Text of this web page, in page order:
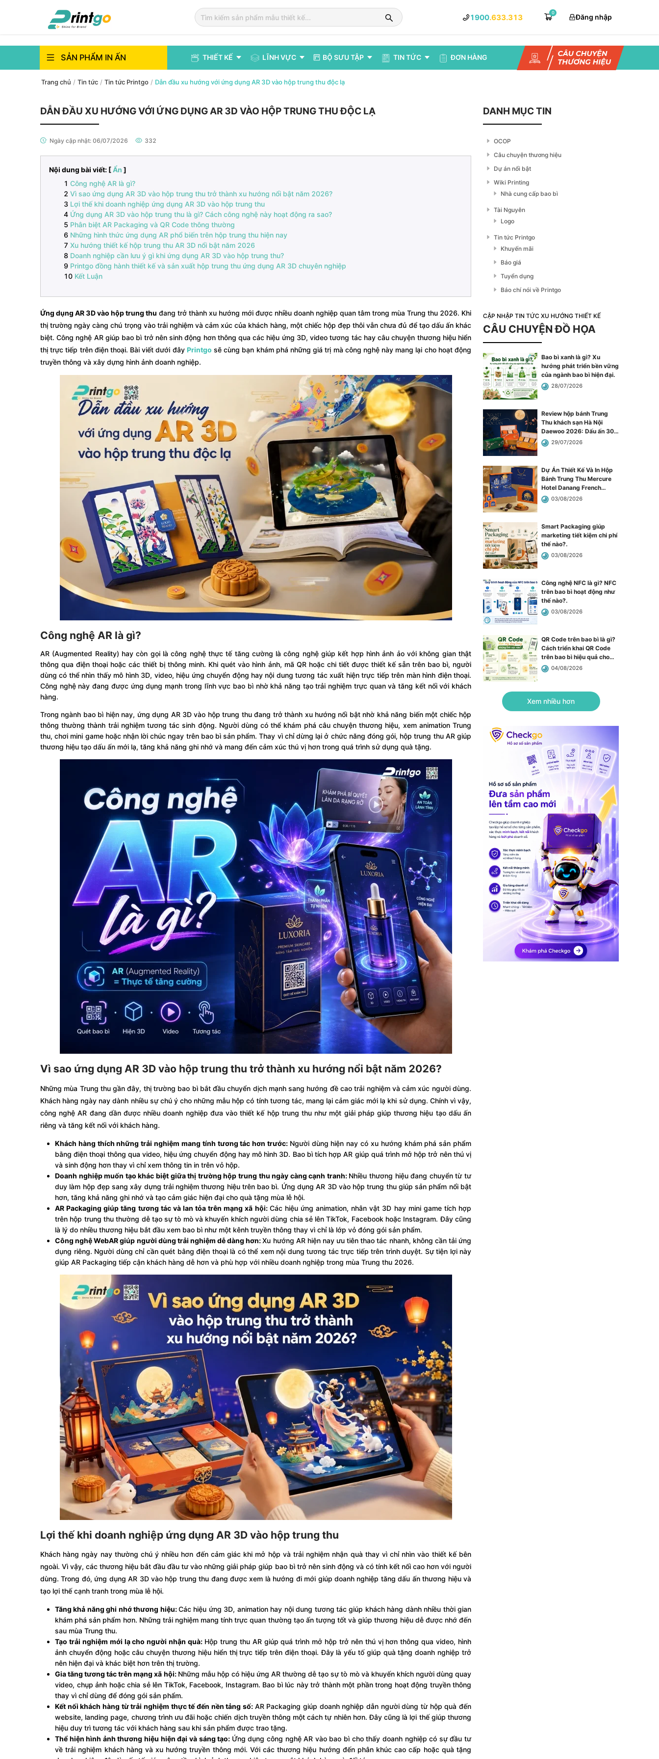
1900.633.313
0
Đăng nhập
SẢN PHẨM IN ẤN THIẾT KẾ LĨNH VỰC BỘ SƯU TẬP TIN TỨC ĐƠN HÀNG
Trang chủ / Tin tức / Tin tức Printgo / Dẫn đầu xu hướng với ứng dụng AR 3D vào hộp trung thu độc lạ
DẪN ĐẦU XU HƯỚNG VỚI ỨNG DỤNG AR 3D VÀO HỘP TRUNG THU ĐỘC LẠ
Ngày cập nhật: 06/07/2026 332
Nội dung bài viết: [Ẩn ]
Công nghệ AR là gì?
Vì sao ứng dụng AR 3D vào hộp trung thu trở thành xu hướng nổi bật năm 2026?
Lợi thế khi doanh nghiệp ứng dụng AR 3D vào hộp trung thu
Ứng dụng AR 3D vào hộp trung thu là gì? Cách công nghệ này hoạt động ra sao?
Phân biệt AR Packaging và QR Code thông thường
Những hình thức ứng dụng AR phổ biến trên hộp trung thu hiện nay
Xu hướng thiết kế hộp trung thu AR 3D nổi bật năm 2026
Doanh nghiệp cần lưu ý gì khi ứng dụng AR 3D vào hộp trung thu?
Printgo đồng hành thiết kế và sản xuất hộp trung thu ứng dụng AR 3D chuyên nghiệp
Kết Luận
Ứng dụng AR 3D vào hộp trung thu đang trở thành xu hướng mới được nhiều doanh nghiệp quan tâm trong mùa Trung thu 2026. Khi
thị trường ngày càng chú trọng vào trải nghiệm và cảm xúc của khách hàng, một chiếc hộp đẹp thôi vẫn chưa đủ để tạo dấu ấn khác
biệt. Công nghệ AR giúp bao bì trở nên sinh động hơn thông qua các hiệu ứng 3D, video tương tác hay câu chuyện thương hiệu hiển
thị trực tiếp trên điện thoại. Bài viết dưới đây Printgo sẽ cùng bạn khám phá những giá trị mà công nghệ này mang lại cho hoạt động
truyền thông và xây dựng hình ảnh doanh nghiệp.
Công nghệ AR là gì?
AR (Augmented Reality) hay còn gọi là công nghệ thực tế tăng cường là công nghệ giúp kết hợp hình ảnh ảo với không gian thật
thông qua điện thoại hoặc các thiết bị thông minh. Khi quét vào hình ảnh, mã QR hoặc chi tiết được thiết kế sẵn trên bao bì, người
dùng có thể nhìn thấy mô hình 3D, video, hiệu ứng chuyển động hay nội dung tương tác xuất hiện trực tiếp trên màn hình điện thoại.
Công nghệ này đang được ứng dụng mạnh trong lĩnh vực bao bì nhờ khả năng tạo trải nghiệm trực quan và tăng kết nối với khách
hàng.
Trong ngành bao bì hiện nay, ứng dụng AR 3D vào hộp trung thu đang trở thành xu hướng nổi bật nhờ khả năng biến một chiếc hộp
thông thường thành trải nghiệm tương tác sinh động. Người dùng có thể khám phá câu chuyện thương hiệu, xem animation Trung
thu, chơi mini game hoặc nhận lời chúc ngay trên bao bì sản phẩm. Thay vì chỉ dừng lại ở chức năng đóng gói, hộp trung thu AR giúp
thương hiệu tạo dấu ấn mới lạ, tăng khả năng ghi nhớ và mang đến cảm xúc thú vị hơn trong quá trình sử dụng quà tặng.
Vì sao ứng dụng AR 3D vào hộp trung thu trở thành xu hướng nổi bật năm 2026?
Những mùa Trung thu gần đây, thị trường bao bì bắt đầu chuyển dịch mạnh sang hướng đề cao trải nghiệm và cảm xúc người dùng.
Khách hàng ngày nay dành nhiều sự chú ý cho những mẫu hộp có tính tương tác, mang lại cảm giác mới lạ khi sử dụng. Chính vì vậy,
công nghệ AR đang dần được nhiều doanh nghiệp đưa vào thiết kế hộp trung thu như một giải pháp giúp thương hiệu tạo dấu ấn
riêng và tăng kết nối với khách hàng.
Khách hàng thích những trải nghiệm mang tính tương tác hơn trước: Người dùng hiện nay có xu hướng khám phá sản phẩm
bằng điện thoại thông qua video, hiệu ứng chuyển động hay mô hình 3D. Bao bì tích hợp AR giúp quá trình mở hộp trở nên thú vị
và sinh động hơn thay vì chỉ xem thông tin in trên vỏ hộp.
Doanh nghiệp muốn tạo khác biệt giữa thị trường hộp trung thu ngày càng cạnh tranh: Nhiều thương hiệu đang chuyển từ tư
duy làm hộp đẹp sang xây dựng trải nghiệm thương hiệu trên bao bì. Ứng dụng AR 3D vào hộp trung thu giúp sản phẩm nổi bật
hơn, tăng khả năng ghi nhớ và tạo cảm giác hiện đại cho quà tặng mùa lễ hội.
AR Packaging giúp tăng tương tác và lan tỏa trên mạng xã hội: Các hiệu ứng animation, nhân vật 3D hay mini game tích hợp
trên hộp trung thu thường dễ tạo sự tò mò và khuyến khích người dùng chia sẻ lên TikTok, Facebook hoặc Instagram. Đây cũng
là lý do nhiều thương hiệu bắt đầu xem bao bì như một kênh truyền thông thay vì chỉ là lớp vỏ đóng gói sản phẩm.
Công nghệ WebAR giúp người dùng trải nghiệm dễ dàng hơn:Xu hướng AR hiện nay ưu tiên thao tác nhanh, không cần tải ứng
dụng riêng. Người dùng chỉ cần quét bằng điện thoại là có thể xem nội dung tương tác trực tiếp trên trình duyệt. Sự tiện lợi này
giúp AR Packaging tiếp cận khách hàng dễ hơn và phù hợp với nhiều doanh nghiệp trong mùa Trung thu 2026.
Lợi thế khi doanh nghiệp ứng dụng AR 3D vào hộp trung thu
Khách hàng ngày nay thường chú ý nhiều hơn đến cảm giác khi mở hộp và trải nghiệm nhận quà thay vì chỉ nhìn vào thiết kế bên
ngoài. Vì vậy, các thương hiệu bắt đầu đầu tư vào những giải pháp giúp bao bì trở nên sinh động và có tính kết nối cao hơn với người
dùng. Trong đó, ứng dụng AR 3D vào hộp trung thu đang được xem là hướng đi mới giúp doanh nghiệp tăng dấu ấn thương hiệu và
tạo lợi thế cạnh tranh trong mùa lễ hội.
Tăng khả năng ghi nhớ thương hiệu:Các hiệu ứng 3D, animation hay nội dung tương tác giúp khách hàng dành nhiều thời gian
khám phá sản phẩm hơn. Những trải nghiệm mang tính trực quan thường tạo ấn tượng tốt và giúp thương hiệu dễ được nhớ đến
sau mùa Trung thu.
Tạo trải nghiệm mới lạ cho người nhận quà: Hộp trung thu AR giúp quá trình mở hộp trở nên thú vị hơn thông qua video, hình
ảnh chuyển động hoặc câu chuyện thương hiệu hiển thị trực tiếp trên điện thoại. Đây là yếu tố giúp quà tặng doanh nghiệp trở
nên hiện đại và khác biệt hơn trên thị trường.
Gia tăng tương tác trên mạng xã hội: Những mẫu hộp có hiệu ứng AR thường dễ tạo sự tò mò và khuyến khích người dùng quay
video, chụp ảnh hoặc chia sẻ lên TikTok, Facebook, Instagram. Bao bì lúc này trở thành một phần trong hoạt động truyền thông
thay vì chỉ dùng để đóng gói sản phẩm.
Kết nối khách hàng từ trải nghiệm thực tế đến nền tảng số: AR Packaging giúp doanh nghiệp dẫn người dùng từ hộp quà đến
website, landing page, chương trình ưu đãi hoặc chiến dịch truyền thông một cách tự nhiên hơn. Đây cũng là lợi thế giúp thương
hiệu duy trì tương tác với khách hàng sau khi sản phẩm được trao tặng.
Thể hiện hình ảnh thương hiệu hiện đại và sáng tạo: Ứng dụng công nghệ AR vào bao bì cho thấy doanh nghiệp có sự đầu tư
về trải nghiệm khách hàng và xu hướng truyền thông mới. Với các thương hiệu hướng đến phân khúc cao cấp hoặc quà tặng
DANH MỤC TIN
OCOP
Câu chuyện thương hiệu
Dự án nổi bật
Wiki Printing
Nhà cung cấp bao bì
Tài Nguyên
Logo
Tin tức Printgo
Khuyến mãi
Báo giá
Tuyển dụng
Báo chí nói về Printgo
CẬP NHẬP TIN TỨC XU HƯỚNG THIẾT KẾ
CÂU CHUYỆN ĐỒ HỌA
Bao bì xanh là gì? Xu
hướng phát triển bền vững
của ngành bao bì hiện đại.
28/07/2026
Review hộp bánh Trung
Thu khách sạn Hà Nội
Daewoo 2026: Dấu ấn 30
năm cùng “Nguyệt Hạ Mộc
Lan”
29/07/2026
Dự Án Thiết Kế Và In Hộp
Bánh Trung Thu Mercure
Hotel Danang French
Village Bana Hills
03/08/2026
Smart Packaging giúp
marketing tiết kiệm chi phí
thế nào?.
03/08/2026
Công nghệ NFC là gì? NFC
trên bao bì hoạt động như
thế nào?.
03/08/2026
QR Code trên bao bì là gì?
Cách triển khai QR Code
trên bao bì hiệu quả cho
doanh nghiệp.
04/08/2026
Xem nhiều hơn